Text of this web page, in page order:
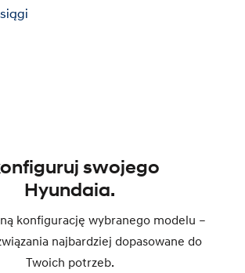
swojego
Hyundaia.
konfigurację wybranego modelu –
najbardziej dopasowane do
Twoich potrzeb.